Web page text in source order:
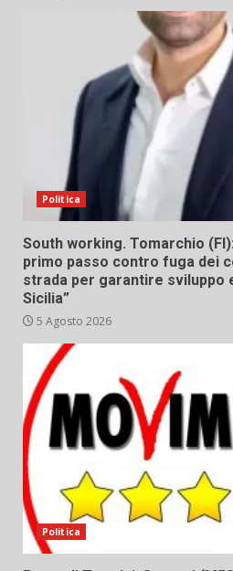
Politica
South working. Tomarchio
primo passo contro fuga dei
strada per garantire sviluppo
Sicilia”
5 Agosto 2026
Politica